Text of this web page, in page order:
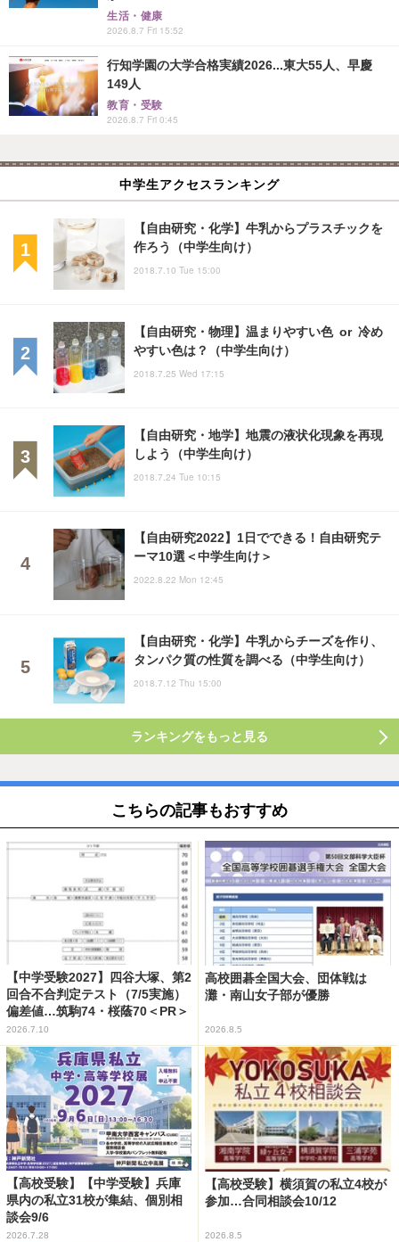
生活・健康
2026.8.7 Fri 15:52
行知学園の大学合格実績2026...東大55人、早慶
149人
教育・受験
2026.8.7 Fri 0:45
中学生アクセスランキング
【自由研究・化学】牛乳からプラスチックを
作ろう（中学生向け）
2018.7.10 Tue 15:00
【自由研究・物理】温まりやすい色 or 冷め
やすい色は？（中学生向け）
2018.7.25 Wed 17:15
【自由研究・地学】地震の液状化現象を再現
しよう（中学生向け）
2018.7.24 Tue 10:15
【自由研究2022】1日でできる！自由研究テ
ーマ10選＜中学生向け＞
2022.8.22 Mon 12:45
【自由研究・化学】牛乳からチーズを作り、
タンパク質の性質を調べる（中学生向け）
2018.7.12 Thu 15:00
ランキングをもっと見る
こちらの記事もおすすめ
【中学受験2027】四谷大塚、第2
回合不合判定テスト（7/5実施）
偏差値…筑駒74・桜蔭70＜PR＞
2026.7.10
高校囲碁全国大会、団体戦は
灘・南山女子部が優勝
2026.8.5
【高校受験】【中学受験】兵庫
県内の私立31校が集結、個別相
談会9/6
2026.7.28
【高校受験】横須賀の私立4校が
参加…合同相談会10/12
2026.8.5